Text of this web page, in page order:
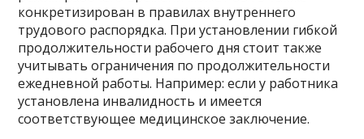
конкретизирован в правилах внутреннего
трудового распорядка. При установлении гибкой
продолжительности рабочего дня стоит также
учитывать ограничения по продолжительности
ежедневной работы. Например: если у работника
установлена инвалидность и имеется
соответствующее медицинское заключение.